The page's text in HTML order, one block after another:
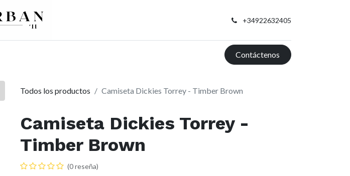
+34922632405
Contáctenos
Todos los productos Camiseta Dickies Torrey - Timber Brown
Camiseta Dickies Torrey -
Timber Brown
(0 reseña)